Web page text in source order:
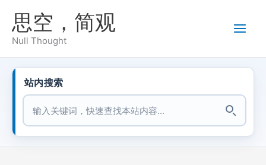
思空，简观
Null Thought
站内搜索
站内搜索